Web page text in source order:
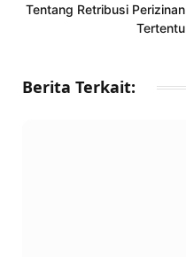
Tentang Retribusi Perizinan
Tertentu
Berita Terkait: